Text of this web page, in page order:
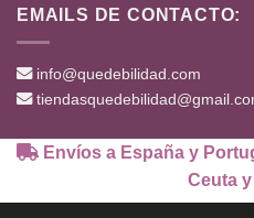
EMAILS DE CONTACTO:
info@quedebilidad.com
Envíos a España y
Ceuta